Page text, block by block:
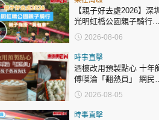
【親子好去處2026】深圳
光明虹橋公園親子騎行：
「電助力黃包車」2小時
環湖
2026-08-06
時事直擊
酒樓改用預製點心 十年師
傅嘆淪「翻熱員」 網民憂
傳統手藝被淘汰
2026-08-05
時事直擊